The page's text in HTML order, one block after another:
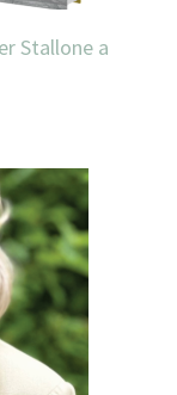
Stallone a